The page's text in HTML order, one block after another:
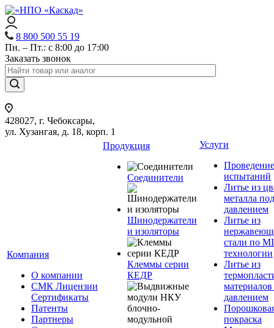
8 800 500 55 19
Пн. – Пт.: с 8:00 до 17:00
Заказать звонок
428027, г. Чебоксары,
ул. Хузангая, д. 18, корп. 1
Компания
О компании
СМК Лицензии
Сертификаты
Патенты
Партнеры
Продукция
Соединители
Шинодержатели
и изоляторы
Клеммы серии
КЕДР
Услуги
Проведение
испытаний
Литье из
металла под
давлением
Литье из
стали по
технологии
Литье из
давлением
покраска